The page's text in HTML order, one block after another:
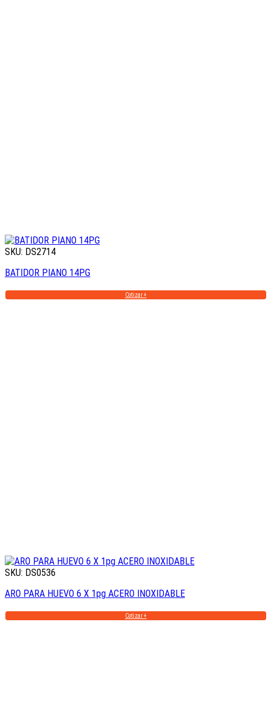
SKU: DS2714
BATIDOR PIANO 14PG
Cotizar +
SKU: DS0536
ARO PARA HUEVO 6 X 1pg ACERO INOXIDABLE
Cotizar +